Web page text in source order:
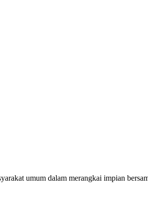
umum dalam merangkai impian